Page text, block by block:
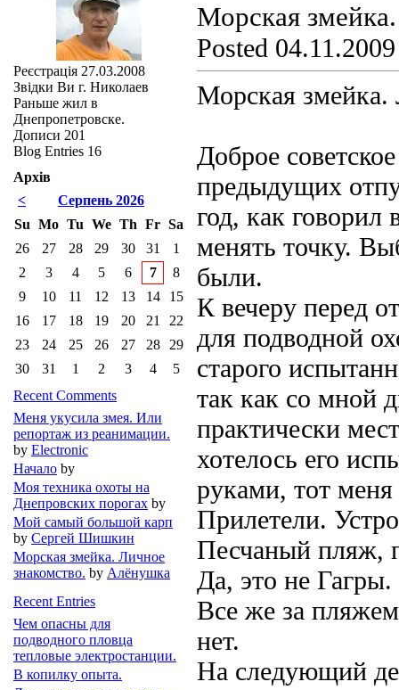
Морская
Posted
Морская змейка.
Доброе
предыдущих
год, как
менять точку.
были.
К вечеру перед
для подводной
старого
так как со мной
практически
хотелось его
руками, тот
Прилетели.
Песчаный пляж,
Да, это не Гагры.
Все же за
нет.
На следующий
Реєстрація 27.03.2008
Звідки Ви г. Николаев
Раньше жил в
Днепропетровске.
Дописи 201
Blog Entries 16
Архів
<
Серпень 2026
Su Mo Tu We Th Fr Sa
26
27 28 29 30 31
1
2
3 4 5 6 7
8
9
10 11 12 13 14
15
16
17 18 19 20 21
22
23
24 25 26 27 28
29
30
31 1 2 3 4
5
Recent Comments
Меня укусила змея. Или
репортаж из реанимации.
by Electronic
Начало by
Моя техника охоты на
Днепровских порогах by
Мой самый большой карп
by Сергей Шишкин
Морская змейка. Личное
знакомство. by Алёнушка
Recent Entries
Чем опасны для
подводного пловца
тепловые электростанции.
В копилку опыта.